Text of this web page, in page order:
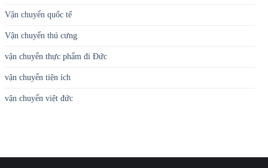
Vận chuyển quốc tế
Vận chuyển thú cưng
vận chuyển thực phẩm đi Đức
vận chuyển tiện ích
vận chuyển việt đức